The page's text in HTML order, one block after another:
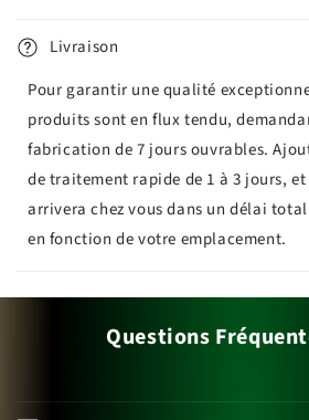
Livraison
Pour garantir une qualité
produits sont en flux tendu,
fabrication de 7 jours ouvrables.
de traitement rapide de 1 à 3 jours,
arrivera chez vous dans un délai
en fonction de votre emplacement.
Questions